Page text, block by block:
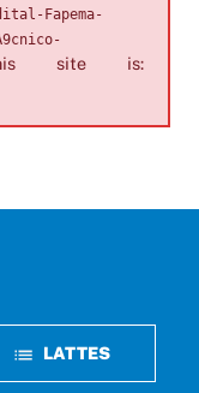
Fapema-
site is:
LATTES